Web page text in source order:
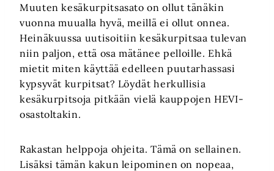
Muuten kesäkurpitsasato on ollut tänäkin
vuonna muualla hyvä, meillä ei ollut onnea.
Heinäkuussa uutisoitiin kesäkurpitsaa tulevan
niin paljon, että osa mätänee pelloille. Ehkä
mietit miten käyttää edelleen puutarhassasi
kypsyvät kurpitsat? Löydät herkullisia
kesäkurpitsoja pitkään vielä kauppojen HEVI-
osastoltakin.
Rakastan helppoja ohjeita. Tämä on sellainen.
Lisäksi tämän kakun leipominen on nopeaa,